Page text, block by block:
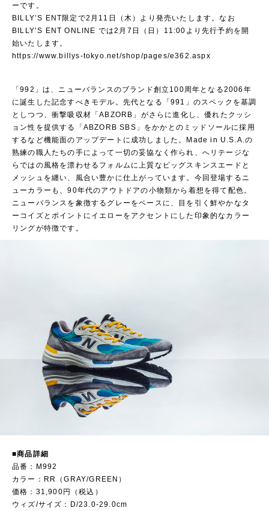
ーです。
BILLY’S ENT限定で2月11日（木）より発売いたします。なお
BILLY’S ENT ONLINE では2月7日（日）11:00より先行予約を開
始いたします。
https://www.billys-tokyo.net/shop/pages/e362.aspx
「992」は、ニューバランスのブランド創立100周年となる2006年
に誕生した記念すべきモデル。先代となる「991」のスペックを基調
としつつ、衝撃吸収材「ABZORB」がさらに進化し、優れたクッシ
ョン性を提供する「ABZORB SBS」をかかとのミッドソールに採用
するなど機能面のアップデートに成功しました。Made in U.S.A.の
熟練の職人たちの手によって一切の妥協なく作られ、へリテージな
らではの風格を漂わせるフォルムに上質なピッグスキンスエードと
メッシュを纏い、風合い豊かに仕上がっています。今回登場するニ
ューカラーも、90年代のアウトドアの小物類から着想を得て配色。
ニューバランスを象徴するグレーをベースに、目を引く鮮やかなタ
ーコイズとポイントにイエローをアクセントにした印象的なカラー
リングが特徴です。
■商品詳細
品番：M992
カラー：RR（GRAY/GREEN）
価格：31,900円（税込）
ウィズ/サイズ：D/23.0-29.0cm